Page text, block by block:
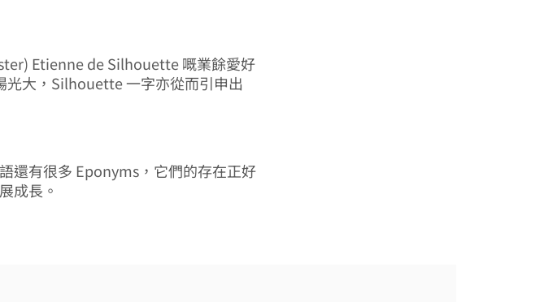
Etienne de Silhouette 嘅業餘愛好
光大，Silhouette 一字亦從而引申出
還有很多 Eponyms，它們的存在正好
成長。